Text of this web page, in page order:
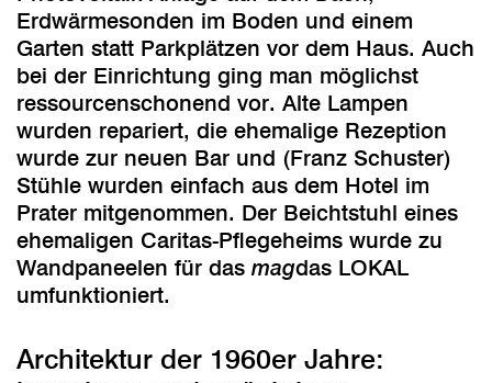
Erdwärmesonden im Boden und einem
Garten statt Parkplätzen vor dem Haus. Auch
bei der Einrichtung ging man möglichst
ressourcenschonend vor. Alte Lampen
wurden repariert, die ehemalige Rezeption
wurde zur neuen Bar und (Franz Schuster)
Stühle wurden einfach aus dem Hotel im
Prater mitgenommen. Der Beichtstuhl eines
ehemaligen Caritas-Pflegeheims wurde zu
Wandpaneelen für das magdas LOKAL
umfunktioniert.
Architektur der 1960er Jahre: